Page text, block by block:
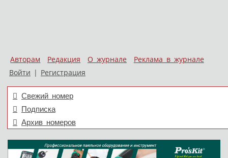
Авторам Редакция О журнале
Реклама в журнале
Войти | Регистрация
Свежий номер
Подписка
Архив номеров